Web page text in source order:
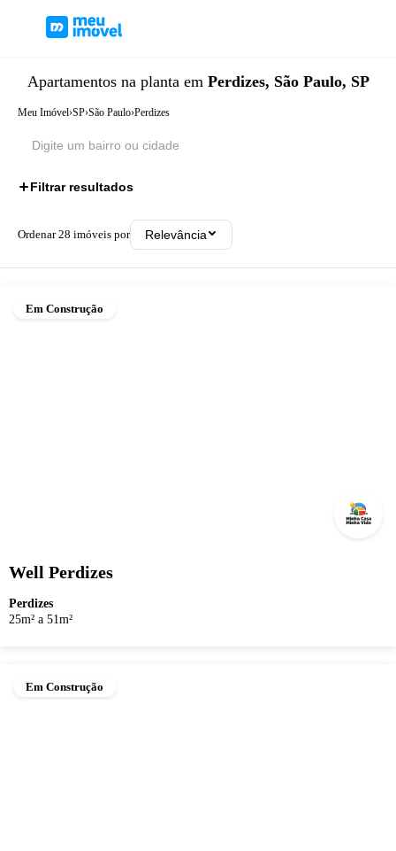
Apartamentos na planta em Perdizes, São Paulo, SP
Meu Imóvel›SP›São Paulo›Perdizes
Filtrar resultados
Ordenar28 imóveis por Relevância
Em Construção
Well Perdizes
Perdizes
25m² a 51m²
Em Construção